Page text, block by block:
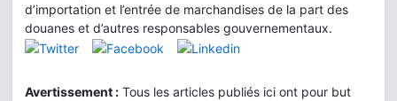
d’importation et l’entrée de marchandises de la part des
douanes et d’autres responsables gouvernementaux.
Avertissement : Tous les articles publiés ici ont pour but